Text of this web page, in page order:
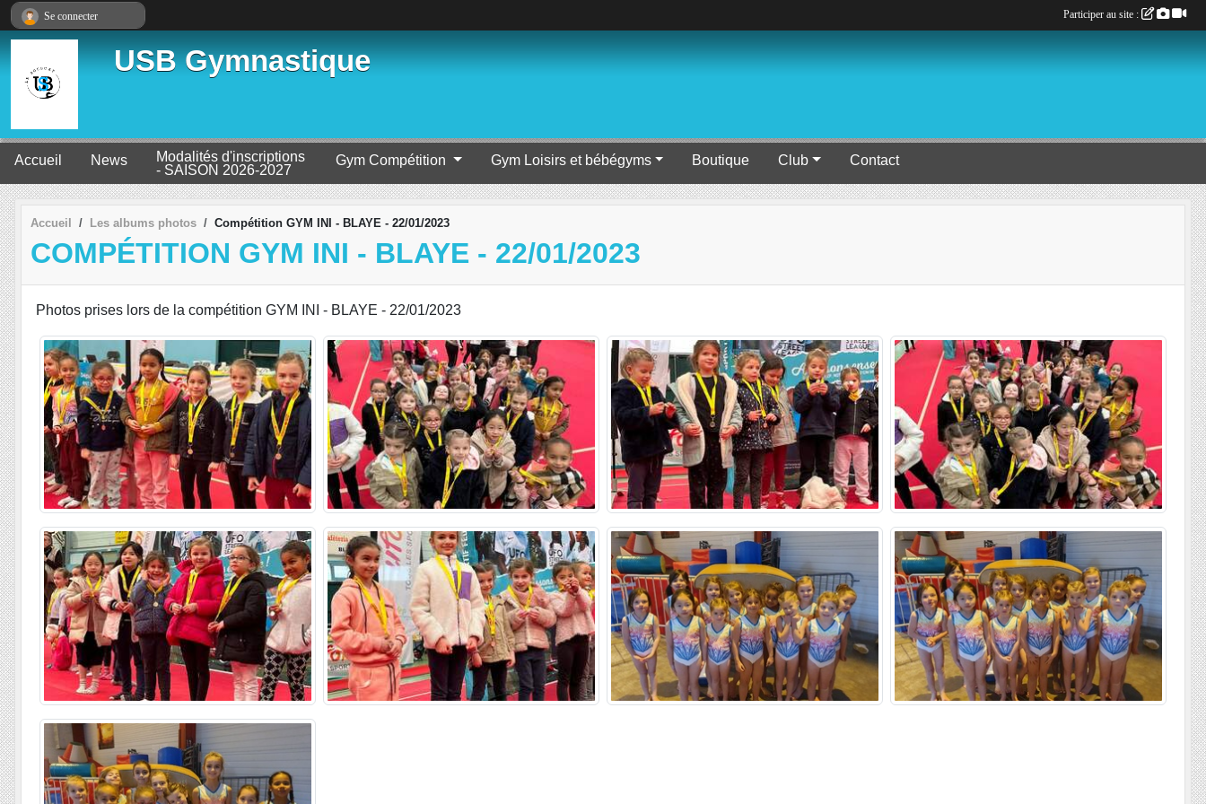
USB Gymnastique
Accueil News
Modalités d'inscriptions
- SAISON 2026-2027
Gym Compétition Gym Loisirs et bébégyms Boutique Club Contact
Accueil Les albums photos Compétition GYM INI - BLAYE - 22/01/2023
COMPÉTITION GYM INI - BLAYE - 22/01/2023
Photos prises lors de la compétition GYM INI - BLAYE - 22/01/2023
Se connecter Participer au site :
Panneau de gestion des cookies